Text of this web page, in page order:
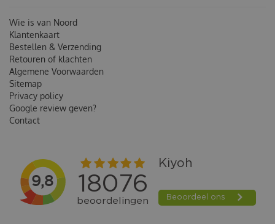
Wie is van Noord
Klantenkaart
Bestellen & Verzending
Retouren of klachten
Algemene Voorwaarden
Sitemap
Privacy policy
Google review geven?
Contact